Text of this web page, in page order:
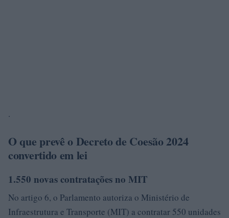
.
O que prevê o Decreto de Coesão 2024
convertido em lei
1.550 novas contratações no MIT
No artigo 6, o Parlamento autoriza o Ministério de
Infraestrutura e Transporte (MIT) a contratar 550 unidades